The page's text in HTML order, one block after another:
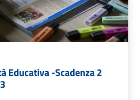
Educativa -Scadenza 2